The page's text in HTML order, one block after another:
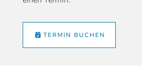
TERMIN BUCHEN